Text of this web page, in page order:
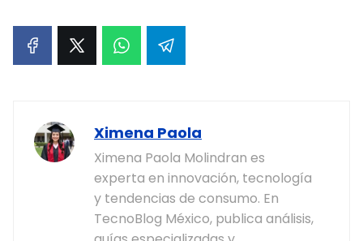
Ximena Paola
Ximena Paola Molindran es
experta en innovación, tecnología
y tendencias de consumo. En
TecnoBlog México, publica análisis,